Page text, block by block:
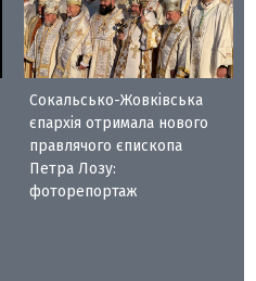
Сокальсько-Жовківська
єпархія отримала нового
правлячого єпископа
Петра Лозу:
фоторепортаж